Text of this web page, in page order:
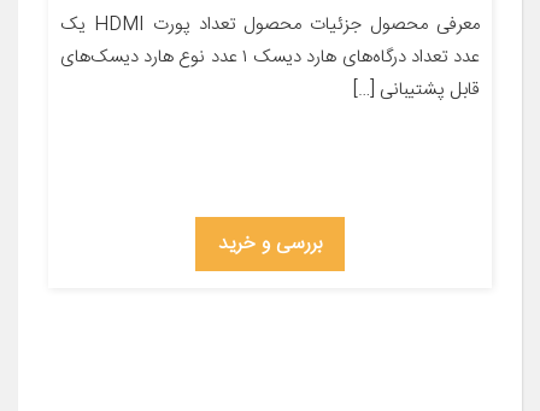
معرفی محصول جزئیات محصول تعداد پورت HDMI یک
عدد تعداد درگاه‌های هارد دیسک ۱ عدد نوع هارد دیسک‌های
قابل پشتیبانی […]
بررسی و خرید